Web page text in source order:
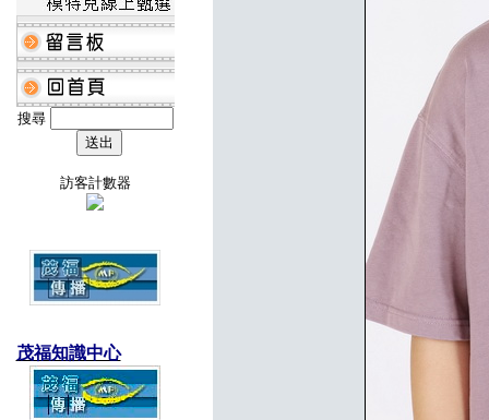
搜尋
訪客計數器
茂福知識中心